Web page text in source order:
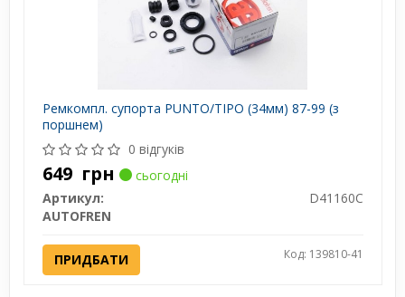
Ремкомпл. супорта PUNTO/TIPO (34мм) 87-99 (з
поршнем)
0 відгуків
649 грн
сьогодні
Артикул:
D41160C
AUTOFREN
ПРИДБАТИ Код: 139810-41